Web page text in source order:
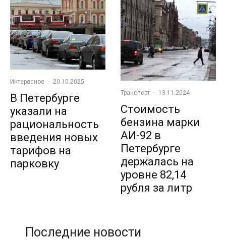
Интересное · 20.10.2025
В Петербурге
указали на
рациональность
введения новых
тарифов на
парковку
Транспорт · 13.11.2024
Стоимость
бензина марки
АИ-92 в
Петербурге
держалась на
уровне 82,14
рубля за литр
Последние новости